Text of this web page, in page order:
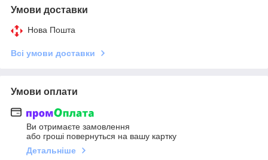
Умови доставки
Нова Пошта
Всі умови доставки
Умови оплати
Ви отримаєте замовлення
або гроші повернуться на вашу картку
Детальніше